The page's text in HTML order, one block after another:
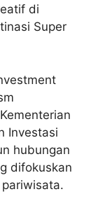
di
Super
Investasi
hubungan
difokuskan